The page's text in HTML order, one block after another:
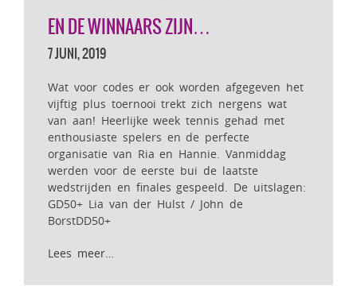
EN DE WINNAARS ZIJN…
7 JUNI, 2019
Wat voor codes er ook worden afgegeven het
vijftig plus toernooi trekt zich nergens wat
van aan! Heerlijke week tennis gehad met
enthousiaste spelers en de perfecte
organisatie van Ria en Hannie. Vanmiddag
werden voor de eerste bui de laatste
wedstrijden en finales gespeeld. De uitslagen:
GD50+ Lia van der Hulst / John de
BorstDD50+
Lees meer…